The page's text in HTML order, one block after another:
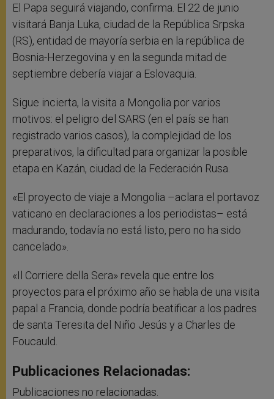
El Papa seguirá viajando, confirma. El 22 de junio
visitará Banja Luka, ciudad de la República Srpska
(RS), entidad de mayoría serbia en la república de
Bosnia-Herzegovina y en la segunda mitad de
septiembre debería viajar a Eslovaquia.
Sigue incierta, la visita a Mongolia por varios
motivos: el peligro del SARS (en el país se han
registrado varios casos), la complejidad de los
preparativos, la dificultad para organizar la posible
etapa en Kazán, ciudad de la Federación Rusa.
«El proyecto de viaje a Mongolia –aclara el portavoz
vaticano en declaraciones a los periodistas– está
madurando, todavía no está listo, pero no ha sido
cancelado».
«Il Corriere della Sera» revela que entre los
proyectos para el próximo año se habla de una visita
papal a Francia, donde podría beatificar a los padres
de santa Teresita del Niño Jesús y a Charles de
Foucauld.
Publicaciones Relacionadas:
Publicaciones no relacionadas.